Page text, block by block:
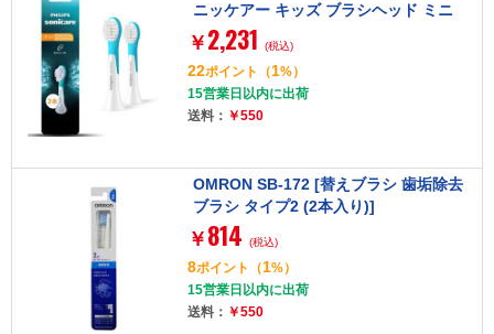
ニッケアー キッズ ブラシヘッド ミニ
[電動歯ブラシ用替えブラシ (子供用) 2
本]
￥ 2,231 (税込)
22ポイント （1%）
15営業日以内に出荷
送料： ￥550
OMRON SB-172 [替えブラシ 歯垢除去
ブラシ タイプ2 (2本入り)]
￥ 814 (税込)
8ポイント （1%）
15営業日以内に出荷
送料： ￥550